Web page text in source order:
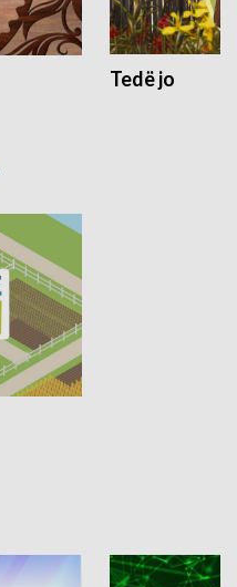
Tedë jo